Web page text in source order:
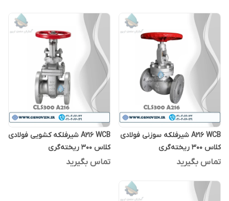
A216 WCB شیرفلکه سوزنی فولادی
کلاس 300 ریخته‌گری
تماس بگیرید
A216 WCB شیرفلکه کشویی فولادی
کلاس 300 ریخته‌گری
تماس بگیرید